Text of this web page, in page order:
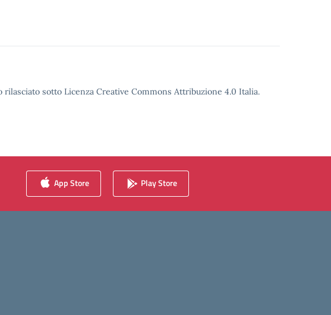
sotto Licenza Creative Commons Attribuzione 4.0 Italia.
App Store Play Store